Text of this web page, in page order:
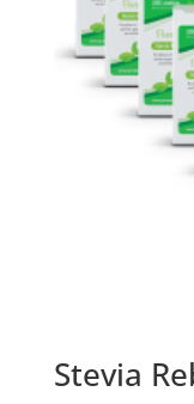
Stevia